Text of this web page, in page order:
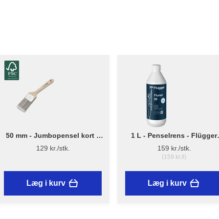
50 mm - Jumbopensel kort –
Flügger Pro Series
129 kr./stk.
Læg i kurv
1 L - Penselrens - Flügger
Fluren 59
159 kr./stk.
(159 kr./l)
Læg i kurv